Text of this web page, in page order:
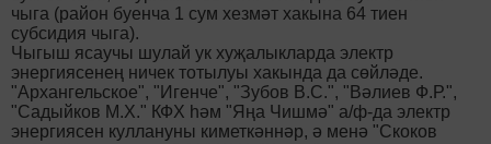
чыга (район буенча 1 сум хезмәт хакына 64 тиен
субсидия чыга).
Чыгыш ясаучы шулай ук хуҗалыкларда электр
энергиясенең ничек тотылуы хакында да сөйләде.
"Архангельское", "Игенче", "Зубов В.С.", "Вәлиев Ф.Р.",
"Садыйков М.Х." КФХ һәм "Яңа Чишмә" а/ф-да электр
энергиясен куллануны киметкәннәр, ә менә "Скоков